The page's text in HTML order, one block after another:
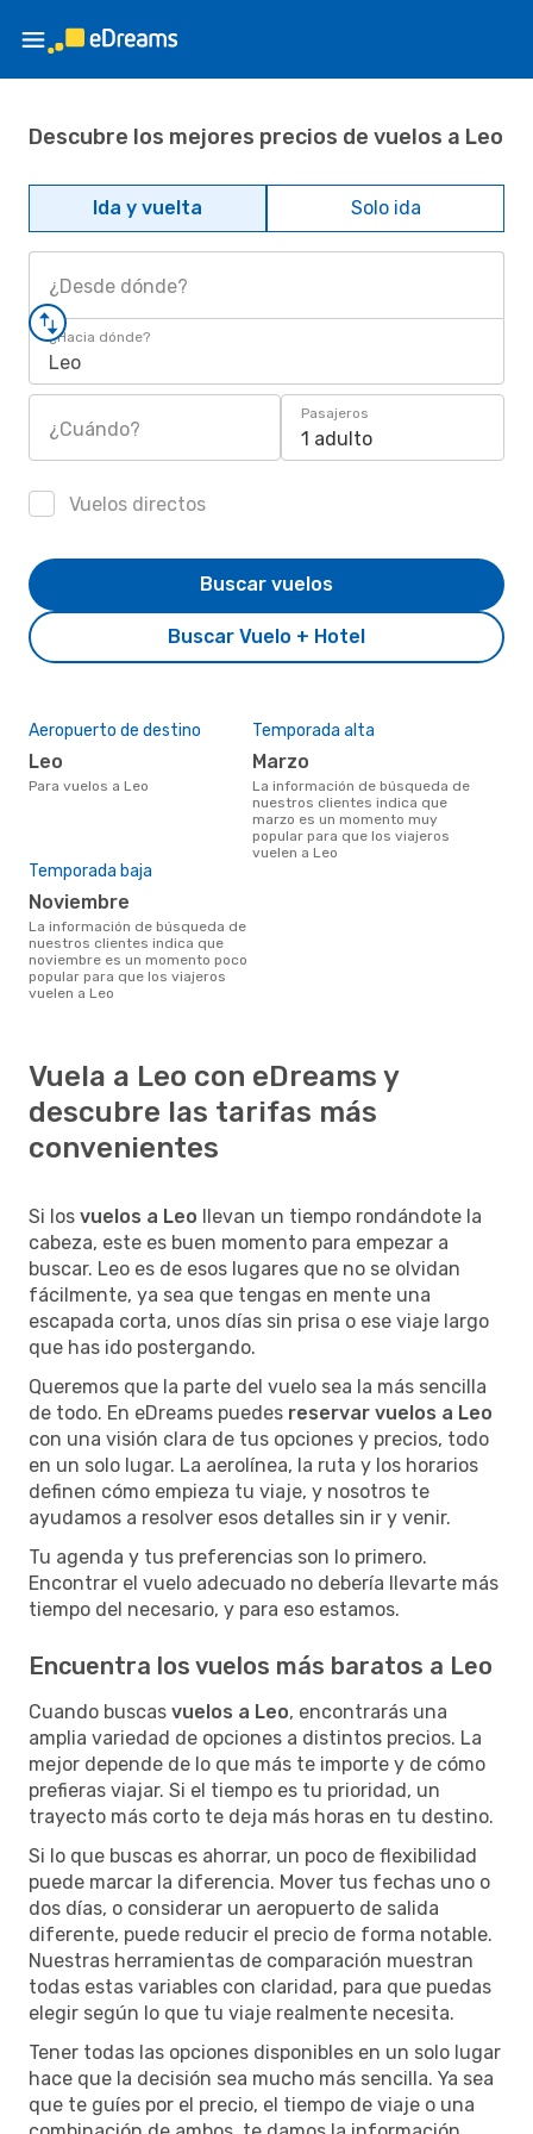
Descubre los mejores precios de vuelos a Leo
Ida y vuelta Solo ida
¿Desde dónde?
¿Hacia dónde?
Leo
¿Cuándo?
Pasajeros
1 adulto
Vuelos directos
Buscar Vuelo + Hotel
Buscar vuelos
Aeropuerto de destino
Leo
Para vuelos a Leo
Temporada alta
marzo
La información de búsqueda de
nuestros clientes indica que
marzo es un momento muy
popular para que los viajeros
vuelen a Leo
Temporada baja
noviembre
La información de búsqueda de
nuestros clientes indica que
noviembre es un momento poco
popular para que los viajeros
vuelen a Leo
Vuela a Leo con eDreams y
descubre las tarifas más
convenientes
Si los vuelos a Leo llevan un tiempo rondándote la
cabeza, este es buen momento para empezar a
buscar. Leo es de esos lugares que no se olvidan
fácilmente, ya sea que tengas en mente una
escapada corta, unos días sin prisa o ese viaje largo
que has ido postergando.
Queremos que la parte del vuelo sea la más sencilla
de todo. En eDreams puedes reservar vuelos a Leo
con una visión clara de tus opciones y precios, todo
en un solo lugar. La aerolínea, la ruta y los horarios
definen cómo empieza tu viaje, y nosotros te
ayudamos a resolver esos detalles sin ir y venir.
Tu agenda y tus preferencias son lo primero.
Encontrar el vuelo adecuado no debería llevarte más
tiempo del necesario, y para eso estamos.
Encuentra los vuelos más baratos a Leo
Cuando buscas vuelos a Leo, encontrarás una
amplia variedad de opciones a distintos precios. La
mejor depende de lo que más te importe y de cómo
prefieras viajar. Si el tiempo es tu prioridad, un
trayecto más corto te deja más horas en tu destino.
Si lo que buscas es ahorrar, un poco de flexibilidad
puede marcar la diferencia. Mover tus fechas uno o
dos días, o considerar un aeropuerto de salida
diferente, puede reducir el precio de forma notable.
Nuestras herramientas de comparación muestran
todas estas variables con claridad, para que puedas
elegir según lo que tu viaje realmente necesita.
Tener todas las opciones disponibles en un solo lugar
hace que la decisión sea mucho más sencilla. Ya sea
que te guíes por el precio, el tiempo de viaje o una